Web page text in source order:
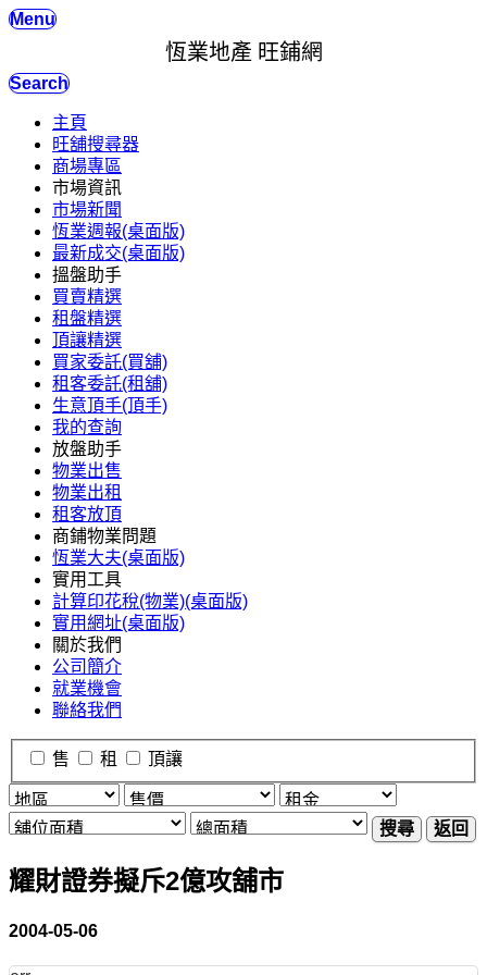
Menu
恆業地產 旺鋪網
Search
主頁
旺舖搜尋器
商場專區
市場資訊
市場新聞
恆業週報(桌面版)
最新成交(桌面版)
搵盤助手
買賣精選
租盤精選
頂讓精選
買家委託(買舖)
租客委託(租舖)
生意頂手(頂手)
我的查詢
放盤助手
物業出售
物業出租
租客放頂
商鋪物業問題
恆業大夫(桌面版)
實用工具
計算印花稅(物業)(桌面版)
實用網址(桌面版)
關於我們
公司簡介
就業機會
聯絡我們
售 租 頂讓
搜尋 返回
耀財證券擬斥2億攻舖市
2004-05-06